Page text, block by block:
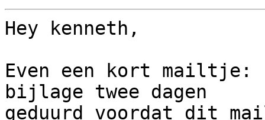
Hey kenneth,
Even een kort
bijlage twee dagen
geduurd voordat dit